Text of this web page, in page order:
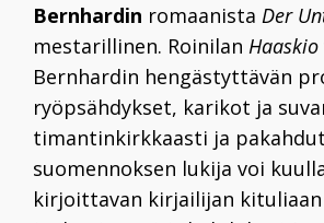
Bernhardin romaanista Der
mestarillinen. Roinilan Haaskio
Bernhardin hengästyttävän
ryöpsähdykset, karikot ja
timantinkirkkaasti ja
suomennoksen lukija voi
kirjoittavan kirjailijan